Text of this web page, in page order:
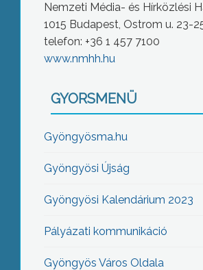
Nemzeti Média- és Hírközlési
1015 Budapest, Ostrom u. 23-
telefon: +36 1 457 7100
www.nmhh.hu
GYORSMENÜ
Gyöngyösma.hu
Gyöngyösi Újság
Gyöngyösi Kalendárium 2023
Pályázati kommunikáció
Gyöngyös Város Oldala